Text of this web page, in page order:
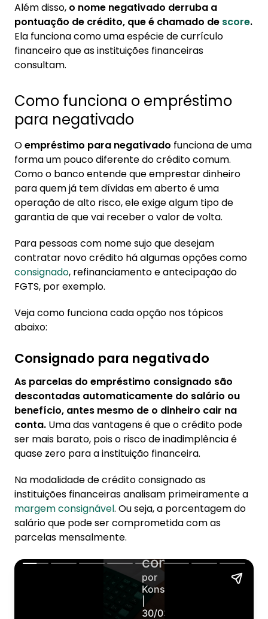
Além disso, o nome negativado derruba a
pontuação de crédito, que é chamado de score.
Ela funciona como uma espécie de currículo
financeiro que as instituições financeiras
consultam.
Como funciona o empréstimo
para negativado
Oempréstimo para negativado funciona de uma
forma um pouco diferente do crédito comum.
Como o banco entende que emprestar dinheiro
para quem já tem dívidas em aberto é uma
operação de alto risco, ele exige algum tipo de
garantia de que vai receber o valor de volta.
Para pessoas com nome sujo que desejam
contratar novo crédito há algumas opções como
consignado, refinanciamento e antecipação do
FGTS, por exemplo.
Veja como funciona cada opção nos tópicos
abaixo:
Consignado para negativado
As parcelas do empréstimo consignado são
descontadas automaticamente do salário ou
benefício, antes mesmo de o dinheiro cair na
conta. Uma das vantagens é que o crédito pode
ser mais barato, pois o risco de inadimplência é
quase zero para a instituição financeira.
Na modalidade de crédito consignado as
instituições financeiras analisam primeiramente a
margem consignável. Ou seja, a porcentagem do
salário que pode ser comprometida com as
parcelas mensalmente.